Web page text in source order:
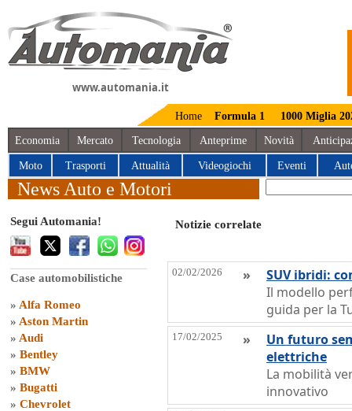
www.automania.it
Home Formula 1 1000 Miglia
Economia Mercato Tecnologia Anteprime Novità
Moto Trasporti Attualità Videogiochi Eventi
News Auto e Motori
Segui Automania!
Case automobilistiche
» Alfa Romeo
» Aston Martin
» Audi
» Bentley
» BMW
» Bugatti
» Chevrolet
Notizie correlate
02/02/2026 »
SUV ibridi:
Il modello
guida per la
17/02/2025 »
Un futuro
elettriche
La mobilità
innovativo